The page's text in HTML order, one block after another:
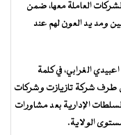
العاملة معها، ضمن
ومد يد العون لهم عند
الغرابي، في كلمة
من طرف شركة تازيازت وشركات
الإدارية بعد مشاورات
الولاية.